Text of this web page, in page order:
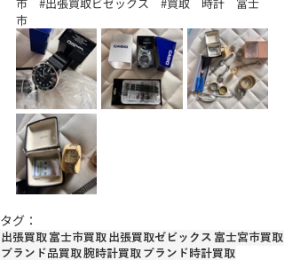
市
タグ：
出張買取 富士市買取 出張買取ゼビックス 富士宮市買取
ブランド品買取腕時計買取 ブランド時計買取